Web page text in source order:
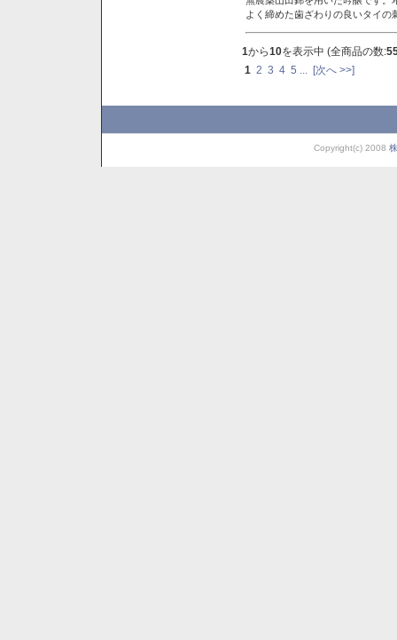
よく締めた歯ざわりの良いタイ
1から10を表示中 (全商品の数:
1 2 3 4 5 [次へ >>]
Copyright(c) 2008